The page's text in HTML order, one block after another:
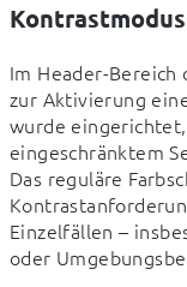
Kontrastmodus
Im Header-
zur Aktivierung
wurde
eingeschränktem
Das reguläre
Einzelfällen –
oder